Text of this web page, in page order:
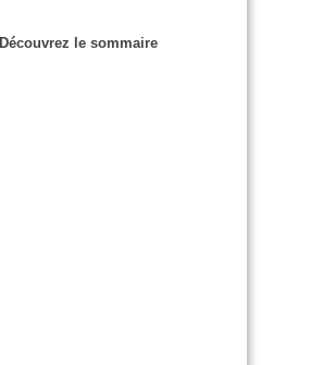
Découvrez le sommaire